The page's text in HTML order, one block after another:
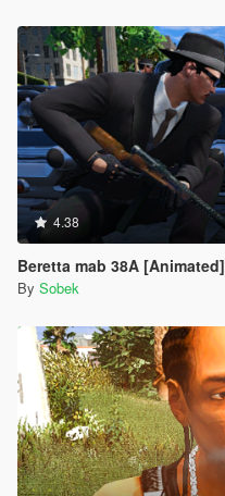
4.38
Beretta mab 38A [Animated]
By Sobek